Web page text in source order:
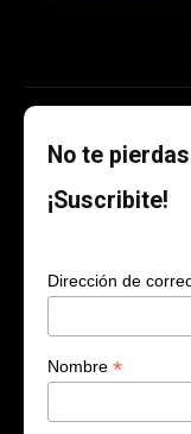
No te
¡Suscribite!
Dirección de
Nombre *